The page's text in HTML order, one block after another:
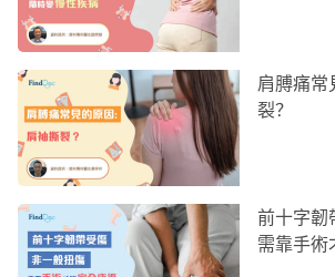
肩膊痛常
裂？
前十字韌
需靠手術